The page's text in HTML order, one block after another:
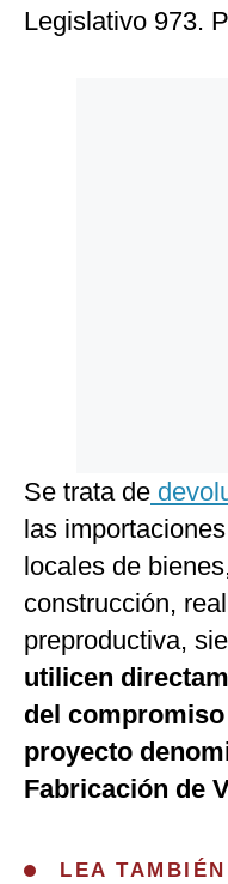
Legislativo 973.
Se trata de
las
locales de
construcción,
preproductiva,
utilicen
del
proyecto
Fabricación de
LEA